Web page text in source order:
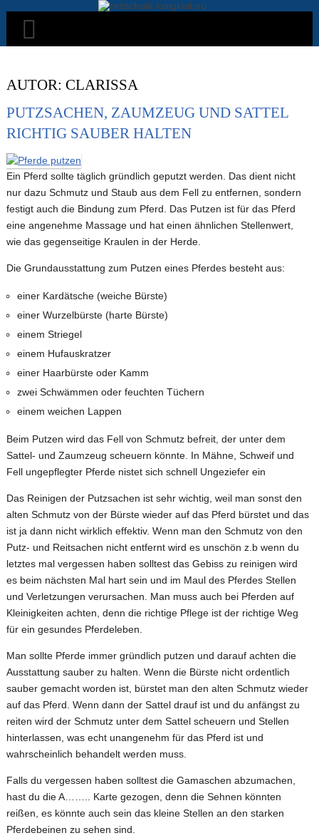
Reitschule Losigkeit
Reitstunden
Kindergeburtstag
Einsteller
Lehrgänge/Abzeichen
Kontakt
AUTOR: CLARISSA
PUTZSACHEN, ZAUMZEUG UND SATTEL
RICHTIG SAUBER HALTEN
Ein Pferd sollte täglich gründlich geputzt werden. Das dient nicht
nur dazu Schmutz und Staub aus dem Fell zu entfernen, sondern
festigt auch die Bindung zum Pferd. Das Putzen ist für das Pferd
eine angenehme Massage und hat einen ähnlichen Stellenwert,
wie das gegenseitige Kraulen in der Herde.
Die Grundausstattung zum Putzen eines Pferdes besteht aus:
einer Kardätsche (weiche Bürste)
einer Wurzelbürste (harte Bürste)
einem Striegel
einem Hufauskratzer
einer Haarbürste oder Kamm
zwei Schwämmen oder feuchten Tüchern
einem weichen Lappen
Beim Putzen wird das Fell von Schmutz befreit, der unter dem
Sattel- und Zaumzeug scheuern könnte. In Mähne, Schweif und
Fell ungepflegter Pferde nistet sich schnell Ungeziefer ein
Das Reinigen der Putzsachen ist sehr wichtig, weil man sonst den
alten Schmutz von der Bürste wieder auf das Pferd bürstet und das
ist ja dann nicht wirklich effektiv. Wenn man den Schmutz von den
Putz- und Reitsachen nicht entfernt wird es unschön z.b wenn du
letztes mal vergessen haben solltest das Gebiss zu reinigen wird
es beim nächsten Mal hart sein und im Maul des Pferdes Stellen
und Verletzungen verursachen. Man muss auch bei Pferden auf
Kleinigkeiten achten, denn die richtige Pflege ist der richtige Weg
für ein gesundes Pferdeleben.
Man sollte Pferde immer gründlich putzen und darauf achten die
Ausstattung sauber zu halten. Wenn die Bürste nicht ordentlich
sauber gemacht worden ist, bürstet man den alten Schmutz wieder
auf das Pferd. Wenn dann der Sattel drauf ist und du anfängst zu
reiten wird der Schmutz unter dem Sattel scheuern und Stellen
hinterlassen, was echt unangenehm für das Pferd ist und
wahrscheinlich behandelt werden muss.
Falls du vergessen haben solltest die Gamaschen abzumachen,
hast du die A…….. Karte gezogen, denn die Sehnen könnten
reißen, es könnte auch sein das kleine Stellen an den starken
Pferdebeinen zu sehen sind.